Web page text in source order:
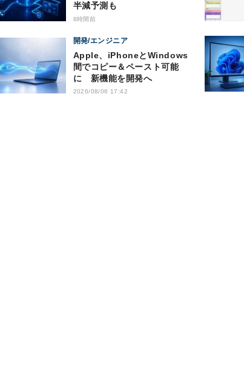
半減予測も
8時間前
開発/エンジニア
Apple、iPhoneとWindows
間でコピー＆ペースト可能
に 新機能を開発へ
2026/08/06 17:42